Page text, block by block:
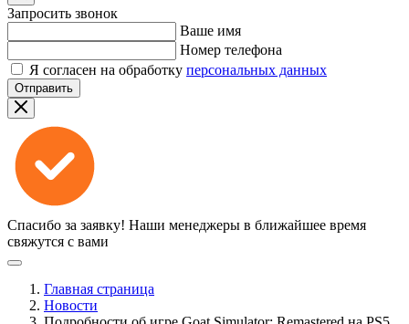
Запросить звонок
Ваше имя
Номер телефона
Я согласен на обработку персональных данных
Отправить
Спасибо за заявку! Наши менеджеры в ближайшее время
свяжутся с вами
Главная страница
Новости